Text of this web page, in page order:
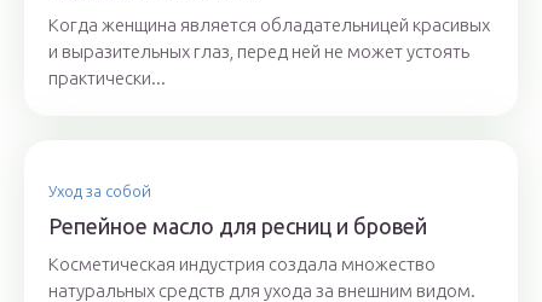
Когда женщина является обладательницей красивых
и выразительных глаз, перед ней не может устоять
практически...
Уход за собой
Репейное масло для ресниц и бровей
Косметическая индустрия создала множество
натуральных средств для ухода за внешним видом.